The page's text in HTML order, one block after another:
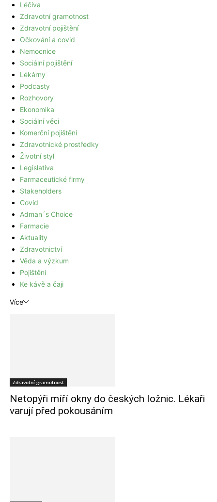
Léčiva
Zdravotní gramotnost
Zdravotní pojištění
Očkování a covid
Nemocnice
Sociální pojištění
Lékárny
Podcasty
Rozhovory
Ekonomika
Sociální věci
Komerční pojištění
Zdravotnické prostředky
Životní styl
Legislativa
Farmaceutické firmy
Stakeholders
Covid
Adman´s Choice
Farmacie
Aktuality
Zdravotnictví
Věda a výzkum
Pojištění
Ke kávě a čaji
Více
Zdravotní gramotnost
Netopýři míří okny do českých ložnic. Lékaři
varují před pokousáním